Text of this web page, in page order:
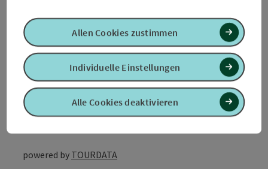
Barrierefreiheit
PDF erstellen
Beitrag drucken
powered by TOURDATA
Alle Cookies deaktivieren
Individuelle Einstellungen
Allen Cookies zustimmen